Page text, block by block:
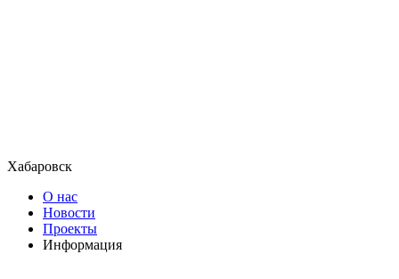
Хабаровск
О нас
Новости
Проекты
Информация